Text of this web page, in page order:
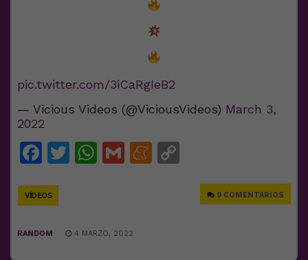
pic.twitter.com/3iCaRgIeB2
— Vicious Videos (@ViciousVideos) March 3,
2022
Facebook
Twitter
WhatsApp
GmailMeneame
VÍDEOS 9 COMENTARIOS
RANDOM 4 MARZO, 2022